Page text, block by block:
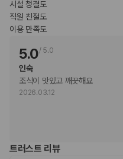
금액일 수 있으며 변경될 수 있습니다.
현장 결제 유형 및 수단
Carte Blanche
Visa
Diners Club
직불카드
Discover
현금
UnionPay
시설 청결도
직원 친절도
이용 만족도
5.0/ 5.0
인숙
조식이 맛있고 깨끗해요
2026.03.12
트러스트 리뷰